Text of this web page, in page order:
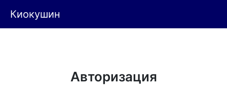
Киокушин
Авторизация